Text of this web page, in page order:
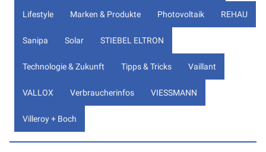
Lifestyle Marken & Produkte Photovoltaik REHAU
Sanipa Solar STIEBEL ELTRON
Technologie & Zukunft Tipps & Tricks Vaillant
VALLOX Verbraucherinfos VIESSMANN
Villeroy + Boch